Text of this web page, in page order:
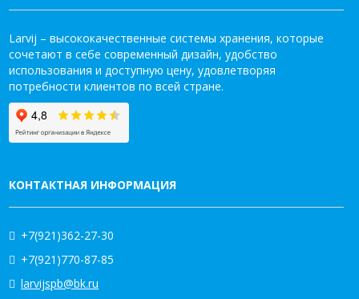
Larvij – высококачественные системы хранения, которые
сочетают в себе современный дизайн, удобство
использования и доступную цену, удовлетворяя
потребности клиентов по всей стране.
КОНТАКТНАЯ ИНФОРМАЦИЯ
+7(921)362-27-30
+7(921)770-87-85
larvijspb@bk.ru